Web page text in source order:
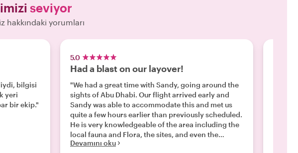
seviyor
hakkındaki yorumları
bilgisi
yeri
bir ekip."
5.0
Had a blast on our layover!
"We had a great time with Sandy, going around the
sights of Abu Dhabi. Our flight arrived early and
Sandy was able to accommodate this and met us
quite a few hours earlier than previously scheduled.
He is very knowledgeable of the area including the
local fauna and Flora, the sites, and even the
politics. We had a great time visiting the Grand
Devamını oku